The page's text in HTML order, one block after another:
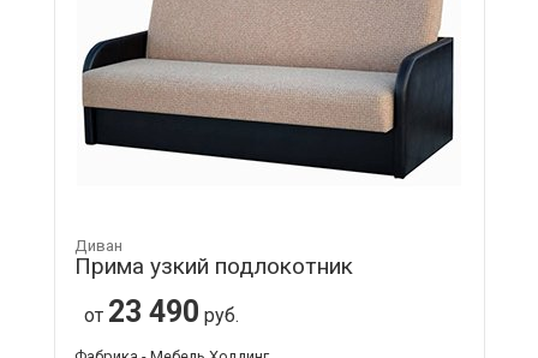
Диван
Прима узкий подлокотник
от 23 490 руб.